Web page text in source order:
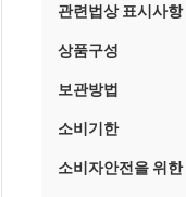
관련법상 표시사항
상품구성
보관방법
소비기한
소비자안전을 위